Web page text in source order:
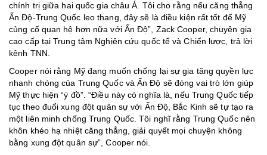
chính trị giữa hai quốc gia châu Á. Tôi cho rằng nếu căng thẳng
Ấn Độ-Trung Quốc leo thang, đây sẽ là điều kiện rất tốt để Mỹ
củng cố quan hệ hơn nữa với Ấn Độ”, Zack Cooper, chuyên gia
cao cấp tại Trung tâm Nghiên cứu quốc tế và Chiến lược, trả lời
kênh TNN.
Cooper nói rằng Mỹ đang muốn chống lại sự gia tăng quyền lực
nhanh chóng của Trung Quốc và Ấn Độ sẽ đóng vai trò lớn giúp
Mỹ thực hiện “ý đồ”. “Điều này có nghĩa là, nếu Trung Quốc tiếp
tục theo đuổi xung đột quân sự với Ấn Độ, Bắc Kinh sẽ tự tạo ra
một liên minh chống Trung Quốc. Tôi nghĩ rằng Trung Quốc nên
khôn khéo hạ nhiệt căng thẳng, giải quyết mọi chuyện không
bằng xung đột quân sự”, Cooper nói.